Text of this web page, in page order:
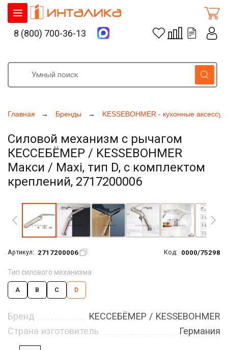
Главная Бренды KESSEBOHMER - кухонные
Силовой механизм с рычагом
КЕССЕБЁМЕР / KESSEBOHMER
Макси / Maxi, тип D, с комплектом
креплений, 2717200006
Артикул: 2717200006 Код: 0000/75298
Тип силового механизма
A B C D
Бренд
КЕССЕБЁМЕР / KESSEBOHMER
Страна изготовитель
Германия
8 (800) 700-36-13